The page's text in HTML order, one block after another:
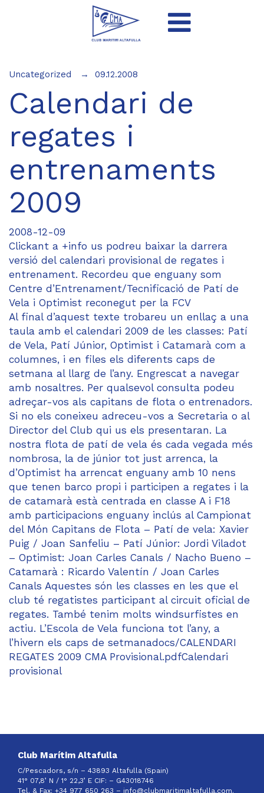
Uncategorized 09.12.2008
Calendari de
regates i
entrenaments
2009
2008-12-09
Clickant a +info us podreu baixar la darrera
versió del calendari provisional de regates i
entrenament. Recordeu que enguany som
Centre d’Entrenament/Tecnificació de Patí de
Vela i Optimist reconegut per la FCV
Al final d’aquest texte trobareu un enllaç a una
taula amb el calendari 2009 de les classes: Patí
de Vela, Patí Júnior, Optimist i Catamarà com a
columnes, i en files els diferents caps de
setmana al llarg de l’any. Engrescat a navegar
amb nosaltres. Per qualsevol consulta podeu
adreçar-vos als capitans de flota o entrenadors.
Si no els coneixeu adreceu-vos a Secretaria o al
Director del Club qui us els presentaran. La
nostra flota de patí de vela és cada vegada més
nombrosa, la de júnior tot just arrenca, la
d’Optimist ha arrencat enguany amb 10 nens
que tenen barco propi i participen a regates i la
de catamarà està centrada en classe A i F18
amb participacions enguany inclús al Campionat
del Món Capitans de Flota – Patí de vela: Xavier
Puig / Joan Sanfeliu – Patí Júnior: Jordi Viladot
– Optimist: Joan Carles Canals / Nacho Bueno –
Catamarà : Ricardo Valentín / Joan Carles
Canals Aquestes són les classes en les que el
club té regatistes participant al circuit oficial de
regates. També tenim molts windsurfistes en
actiu. L’Escola de Vela funciona tot l’any, a
l’hivern els caps de setmanadocs/CALENDARI
REGATES 2009 CMA Provisional.pdfCalendari
provisional
Club Marítim Altafulla
C/Pescadors, s/n – 43893 Altafulla (Spain)
41° 07,8’ N / 1° 22,3’ E CIF: – G43018746
Tel. & Fax: +34 977 650 263 – info@clubmaritimaltafulla.com.